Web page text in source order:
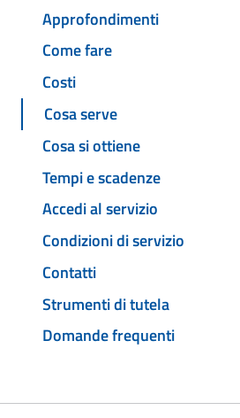
Approfondimenti
Come fare
Costi
Cosa serve
Cosa si ottiene
Tempi e scadenze
Accedi al servizio
Condizioni di servizio
Contatti
Strumenti di tutela
Domande frequenti